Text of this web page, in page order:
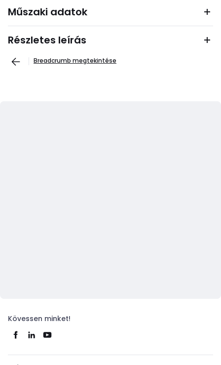
Műszaki adatok
Részletes leírás
Breadcrumb megtekintése
Kövessen minket!